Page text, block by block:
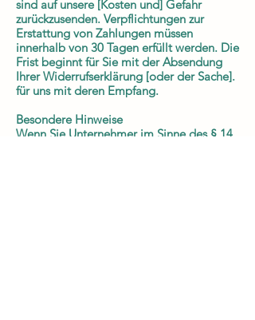
sind auf unsere [Kosten und] Gefahr
zurückzusenden. Verpflichtungen zur
Erstattung von Zahlungen müssen
innerhalb von 30 Tagen erfüllt werden. Die
Frist beginnt für Sie mit der Absendung
Ihrer Widerrufserklärung [oder der Sache].
für uns mit deren Empfang.
Besondere Hinweise
Wenn Sie Unternehmer im Sinne des § 14